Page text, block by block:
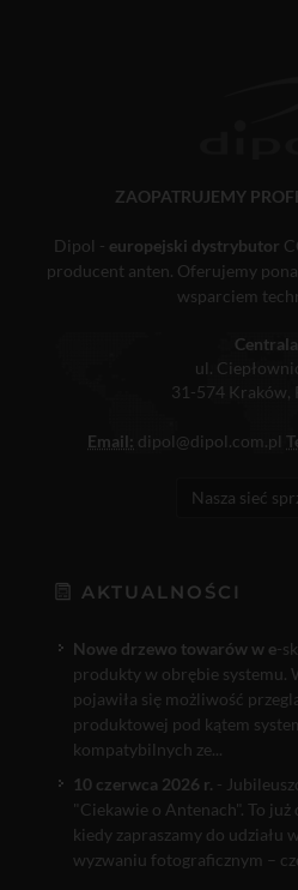
ZAOPATRUJEMY
Dipol - europejski dystrybutor
producent anten. Oferujemy
wsparciem
ul.
31-574 Kraków,
Email: dipol@dipol.com.pl
Nasza sieć
AKTUALNOŚCI
Nowe drzewo towarów w e-
produkty w obrębie systemu.
pojawiła się możliwość
produktowej pod kątem
kompatybilnych ze...
10 czerwca 2026 r. -
"Ciekawie o Antenach". To
kiedy zapraszamy do udziału
wyzwaniu fotograficznym –